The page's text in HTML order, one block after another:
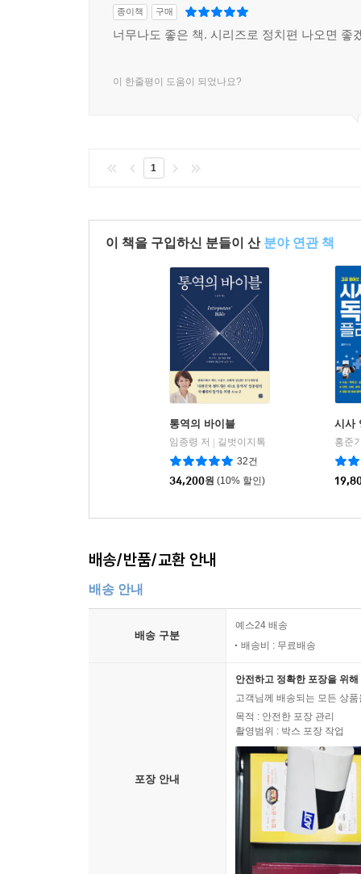
종이책 구매
너무나도 좋은 책. 시리즈로 정치편 나오면 좋
이 한줄평이 도움이 되었나요?
1
이 책을 구입하신 분들이 산 분야 연관 책
통역의 바이블
임종령 저
길벗이지톡
32건
34,200원 (10% 할인)
시사
홍준
배송/반품/교환 안내
배송 안내
배송 구분
예스24 배송
배송비 : 무료배송
포장 안내
안전하고 정확한 포장을 위
고객님께 배송되는 모든 상
목적 : 안전한 포장 관리
촬영범위 : 박스 포장 작업